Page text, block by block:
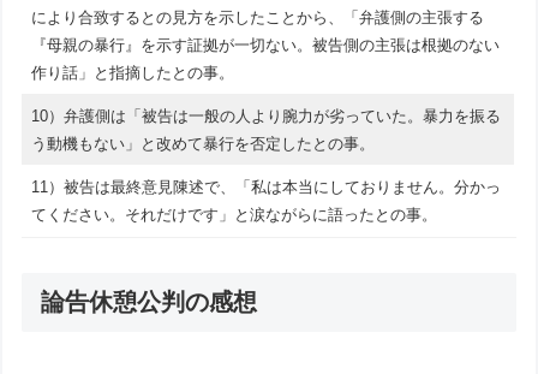
により合致するとの見方を示したことから、「弁護側の主張する
『母親の暴行』を示す証拠が一切ない。被告側の主張は根拠のない
作り話」と指摘したとの事。
10）弁護側は「被告は一般の人より腕力が劣っていた。暴力を振る
う動機もない」と改めて暴行を否定したとの事。
11）被告は最終意見陳述で、「私は本当にしておりません。分かっ
てください。それだけです」と涙ながらに語ったとの事。
論告休憩公判の感想